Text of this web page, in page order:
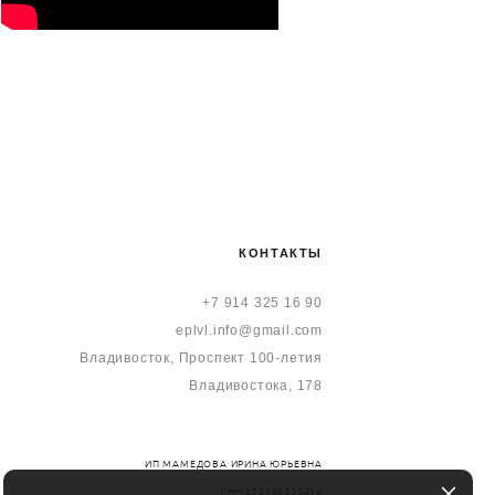
КОНТАКТЫ
+7 914 325 16 90
eplvl.info@gmail.com
Владивосток, Проспект 100-летия
Владивостока, 178
ИП МАМЕДОВА ИРИНА ЮРЬЕВНА
ИНН 272198353416